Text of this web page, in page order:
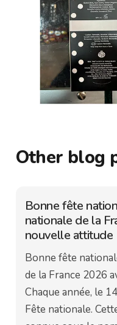
Other blog
Bonne fête
nationale de la
nouvelle attitude
Bonne fête
de la France 2026
Chaque année, le
Fête nationale.